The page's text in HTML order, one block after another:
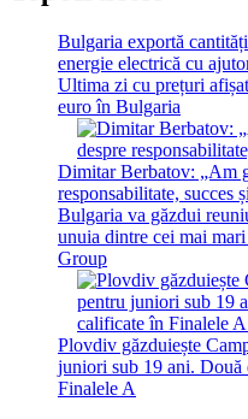
Bulgaria exportă
energie electrică cu
Ultima zi cu prețuri
euro în Bulgaria
Dimitar Berbatov: „Am
responsabilitate, succes
Bulgaria va găzdui
unuia dintre cei mai
Group
Plovdiv găzduiește
juniori sub 19 ani. Două
Finalele A